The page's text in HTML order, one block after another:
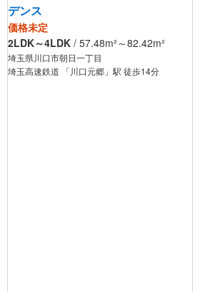
デンス
価格未定
2LDK～4LDK / 57.48m² ～82.42m²
埼玉県川口市朝日一丁目
埼玉高速鉄道 「川口元郷」駅 徒歩14分